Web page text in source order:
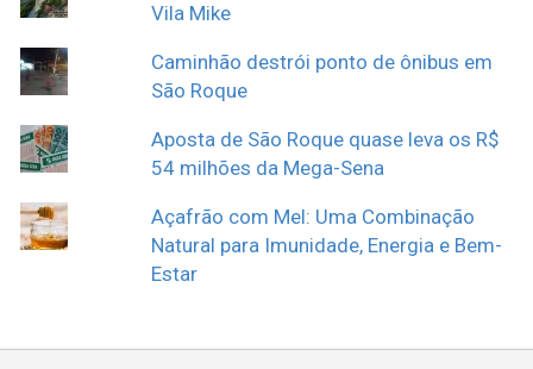
Vila Mike
Caminhão destrói ponto de ônibus em
São Roque
Aposta de São Roque quase leva os R$
54 milhões da Mega-Sena
Açafrão com Mel: Uma Combinação
Natural para Imunidade, Energia e Bem-
Estar